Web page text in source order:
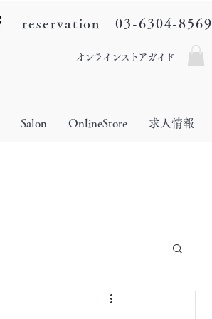
reservation｜03-6304-8569
オンラインストアガイド
Salon OnlineStore 求人情報